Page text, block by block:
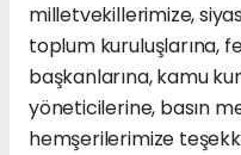
milletvekillerimize,
toplum kuruluşlarına,
başkanlarına, kamu
yöneticilerine, basın
hemşerilerimize